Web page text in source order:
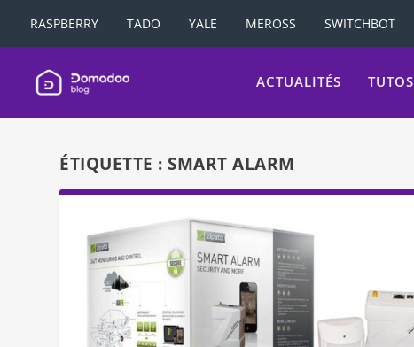
RASPBERRY TADO YALE MEROSS SWITCHBOT
ACTUALITÉS TUTOS
ÉTIQUETTE :SMART ALARM